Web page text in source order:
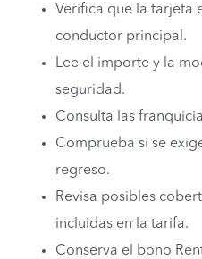
Verifica que la tarjeta
conductor principal.
Lee el importe y la
seguridad.
Consulta las
Comprueba si se
regreso.
Revisa posibles
incluidas en la tarifa.
Conserva el bono